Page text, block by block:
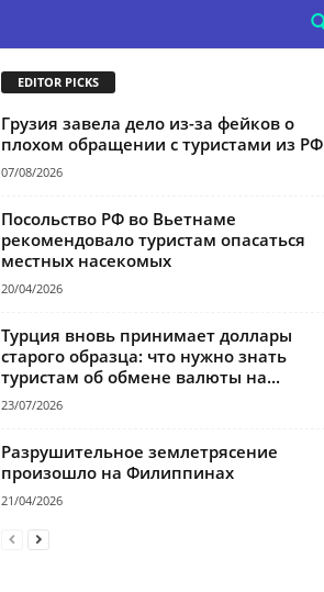
EDITOR PICKS
Грузия завела дело из-за фейков о
плохом обращении с туристами из РФ
07/08/2026
Посольство РФ во Вьетнаме
рекомендовало туристам опасаться
местных насекомых
20/04/2026
Турция вновь принимает доллары
старого образца: что нужно знать
туристам об обмене валюты на...
23/07/2026
Разрушительное землетрясение
произошло на Филиппинах
21/04/2026